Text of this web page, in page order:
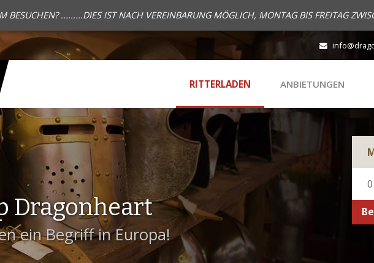
BESUCHEN? .........DIES IST NACH VEREINBARUNG MÖGLICH, MONTAG BIS FREITAG
RITTERLADEN ANBIETUNGEN
Dragonheart
ein Begriff in Europa!
0